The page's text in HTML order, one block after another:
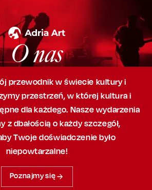
O nas
przewodnik w świecie kultury i
przestrzeń,w której kultura i
dla każdego. Nasze wydarzenia
z dbałością o każdy szczegół,
Twoje doświadczenie było
niepowtarzalne!
Poznajmy się